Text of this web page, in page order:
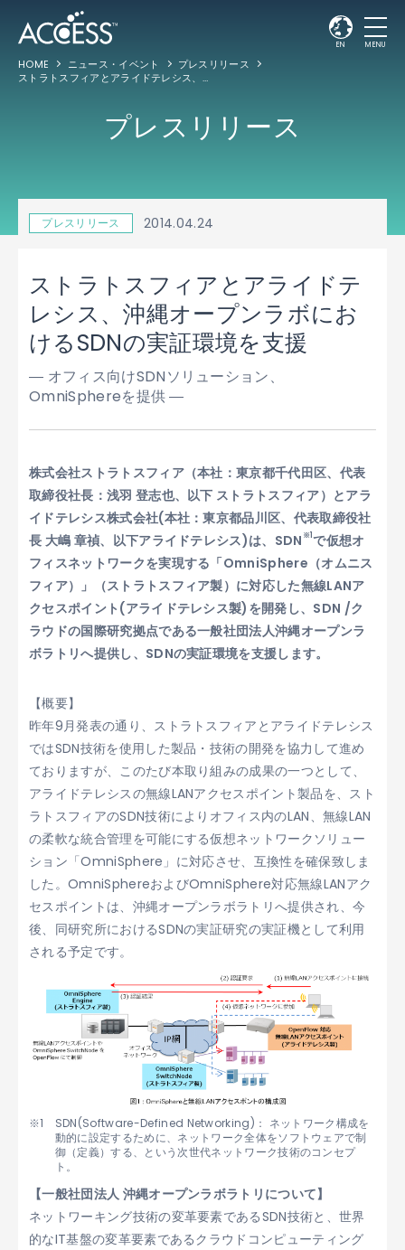
EN MENU
HOME ニュース・イベント
プレスリリース
ストラトスフィアとアライドテレシス、沖縄オープンラボにおけるSDNの実証環境を支援
プレスリリース
プレスリリース 2014.04.24
ストラトスフィアとアライドテ
レシス、沖縄オープンラボにお
けるSDNの実証環境を支援
― オフィス向けSDNソリューション、
OmniSphereを提供 ―
株式会社ストラトスフィア（本社：東京都千代田区、代表
取締役社長：浅羽 登志也、以下 ストラトスフィア）とアラ
イドテレシス株式会社(本社：東京都品川区、代表取締役社
長 大嶋 章禎、以下アライドテレシス)は、SDN ※1で仮想オ
フィスネットワークを実現する「OmniSphere（オムニス
フィア）」（ストラトスフィア製）に対応した無線LANア
クセスポイント(アライドテレシス製)を開発し、SDN /ク
ラウドの国際研究拠点である一般社団法人沖縄オープンラ
ボラトリへ提供し、SDNの実証環境を支援します。
【概要】
昨年9月発表の通り、ストラトスフィアとアライドテレシス
ではSDN技術を使用した製品・技術の開発を協力して進め
ておりますが、このたび本取り組みの成果の一つとして、
アライドテレシスの無線LANアクセスポイント製品を、スト
ラトスフィアのSDN技術によりオフィス内のLAN、無線LAN
の柔軟な統合管理を可能にする仮想ネットワークソリュー
ション「OmniSphere」に対応させ、互換性を確保致しま
した。OmniSphereおよびOmniSphere対応無線LANアク
セスポイントは、沖縄オープンラボラトリへ提供され、今
後、同研究所におけるSDNの実証研究の実証機として利用
される予定です。
SDN(Software-Defined Networking)： ネットワーク構成を
動的に設定するために、ネットワーク全体をソフトウェアで制
御（定義）する、という次世代ネットワーク技術のコンセプ
ト。
【一般社団法人 沖縄オープンラボラトリについて】
ネットワーキング技術の変革要素であるSDN技術と、世界
的なIT基盤の変革要素であるクラウドコンピューティング